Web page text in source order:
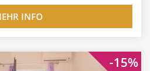
INFO
-15%